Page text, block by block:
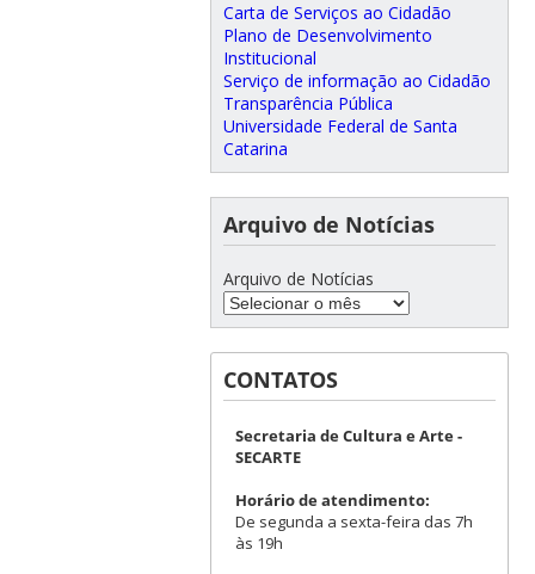
Carta de Serviços ao Cidadão
Plano de Desenvolvimento
Institucional
Serviço de informação ao Cidadão
Transparência Pública
Universidade Federal de Santa
Catarina
Arquivo de Notícias
Arquivo de Notícias
CONTATOS
Secretaria de Cultura e Arte -
SECARTE
Horário de atendimento:
De segunda a sexta-feira das 7h
às 19h